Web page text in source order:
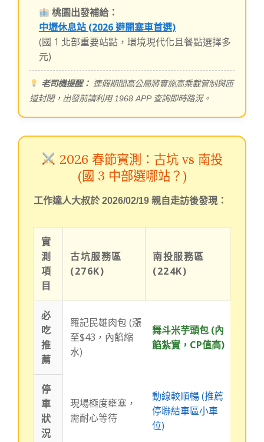
桃園出發補給：
中壢休息站 (2026 避開塞車首選)
(國 1 北部重要站點，環境現代化且餐點選擇多
元)
老司機提醒： 連假期間高公局將實施高乘載管制與匝
道封閉，出發前請利用 1968 APP 查詢即時路況。
2026 春節實測：古坑 vs 南投
(國 3 中部選哪站？)
工作達人大叔於 2026/02/19 親自走訪後發現：
實
測
項
目
古坑服務區
(276K)
南投服務區
(224K)
必
吃
推
薦
羅記民雄肉包 (漲
至$43，內餡縮
水)
舞斗米芋頭包 (內
餡紮實，CP值高)
停
車
狀
況
現場極度壅塞，
需耐心等待
動線較順暢 (推薦
停聯結車區小車
位)